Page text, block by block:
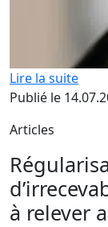
Lire la suite
Publié le
Articles
à relever